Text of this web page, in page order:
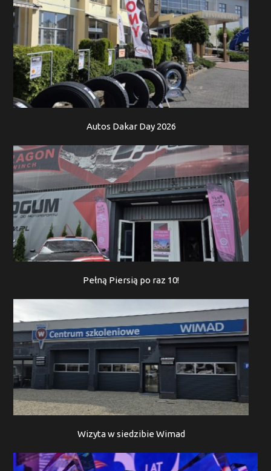
Autos Dakar Day 2026
Pełną Piersią po raz 10!
Wizyta w siedzibie Wimad